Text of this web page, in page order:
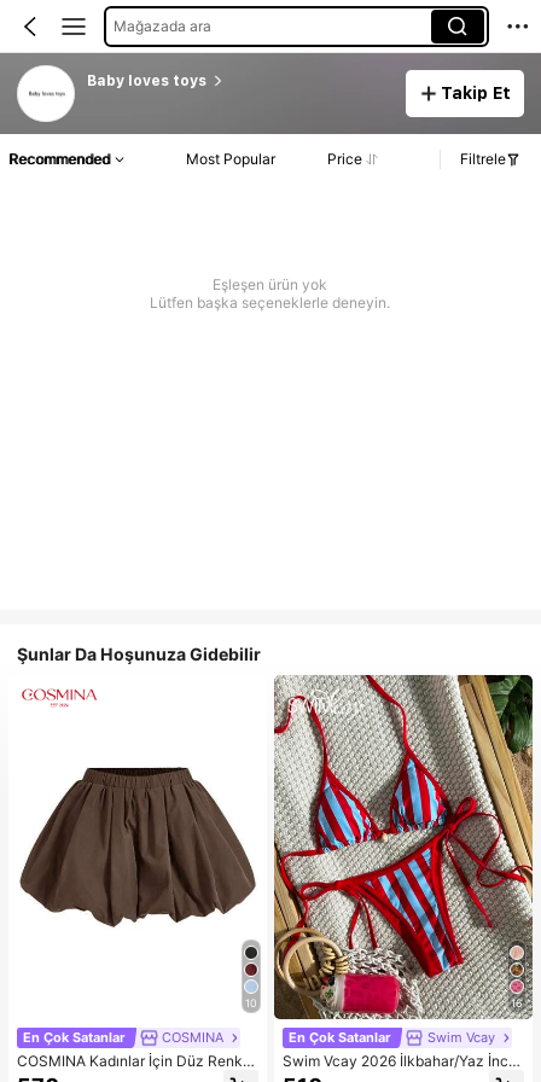
Mağazada ara
Baby loves toys
Takip Et
Recommended Most Popular Price Filtrele
Eşleşen ürün yok
Lütfen başka seçeneklerle deneyin.
Şunlar Da Hoşunuza Gidebilir
10
En Çok Satanlar COSMINA
COSMINA Kadınlar İçin Düz Renk E
lastik Bel Şık Çok Yönlü Harem Pan
16
En Çok Satanlar Swim Vcay
Swim Vcay 2026 İlkbahar/Yaz İnce
Askılı Rastgele Kırmızı ve Mavi Çiz